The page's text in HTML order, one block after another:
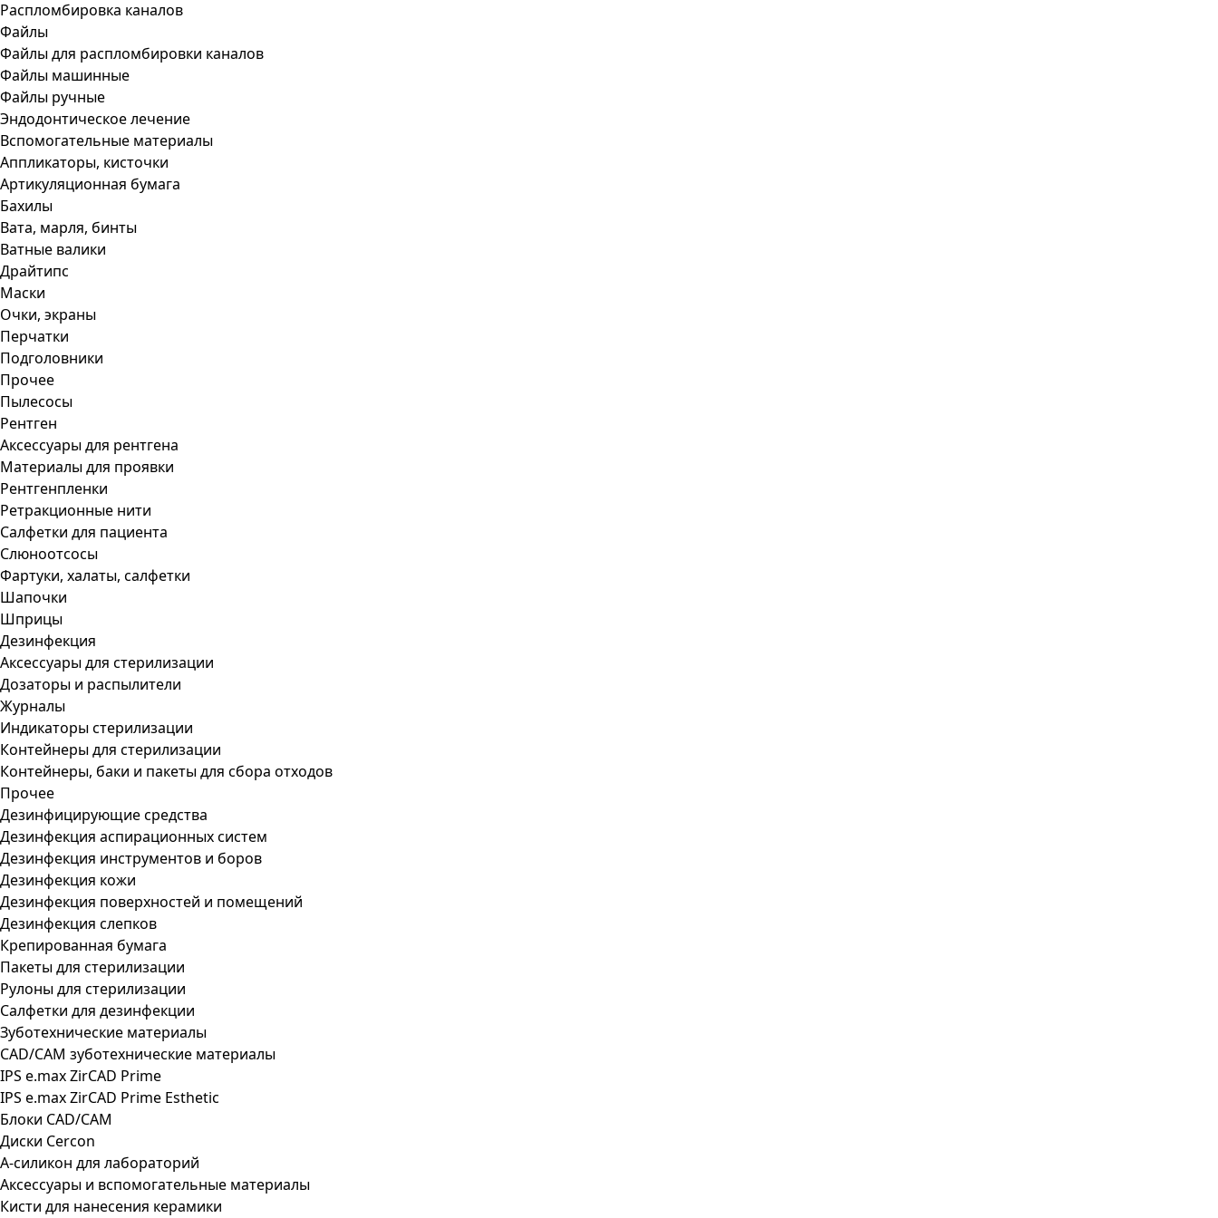
Распломбировка каналов
Файлы
Файлы для распломбировки каналов
Файлы машинные
Файлы ручные
Эндодонтическое лечение
Вспомогательные материалы
Аппликаторы, кисточки
Артикуляционная бумага
Бахилы
Вата, марля, бинты
Ватные валики
Драйтипс
Маски
Очки, экраны
Перчатки
Подголовники
Прочее
Пылесосы
Рентген
Аксессуары для рентгена
Материалы для проявки
Рентгенпленки
Ретракционные нити
Салфетки для пациента
Слюноотсосы
Фартуки, халаты, салфетки
Шапочки
Шприцы
Дезинфекция
Аксессуары для стерилизации
Дозаторы и распылители
Журналы
Индикаторы стерилизации
Контейнеры для стерилизации
Контейнеры, баки и пакеты для сбора отходов
Прочее
Дезинфицирующие средства
Дезинфекция аспирационных систем
Дезинфекция инструментов и боров
Дезинфекция кожи
Дезинфекция поверхностей и помещений
Дезинфекция слепков
Крепированная бумага
Пакеты для стерилизации
Рулоны для стерилизации
Салфетки для дезинфекции
Зуботехнические материалы
CAD/CAM зуботехнические материалы
IPS e.max ZirCAD Prime
IPS e.max ZirCAD Prime Esthetic
Блоки CAD/CAM
Диски Cercon
А-силикон для лабораторий
Аксессуары и вспомогательные материалы
Кисти для нанесения керамики